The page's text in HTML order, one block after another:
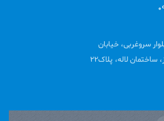
سروغربی، خیابان
لاله، پلاک22